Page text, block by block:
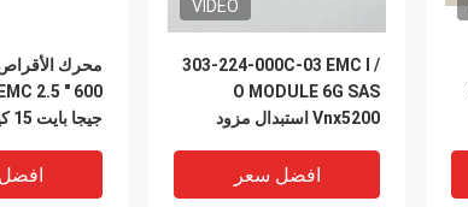
2.5 ″ 600
005050847
VIDEO
303-224-000C-03 EMC I /
O MODULE 6G SAS
Vnx5200 استبدال مزود
افضل سعر